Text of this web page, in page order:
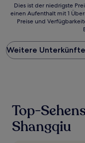
Dies
ist
Preis
pro
Nacht,
24 Stunden
einen
Aufenthalt
Dies ist der niedrigste
einen Aufenthalt mit 1
Preise und
Weitere
Top-
Shangqiu